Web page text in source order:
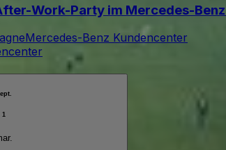
Work-Party im Mercedes-
Mercedes-Benz Kundencenter
1